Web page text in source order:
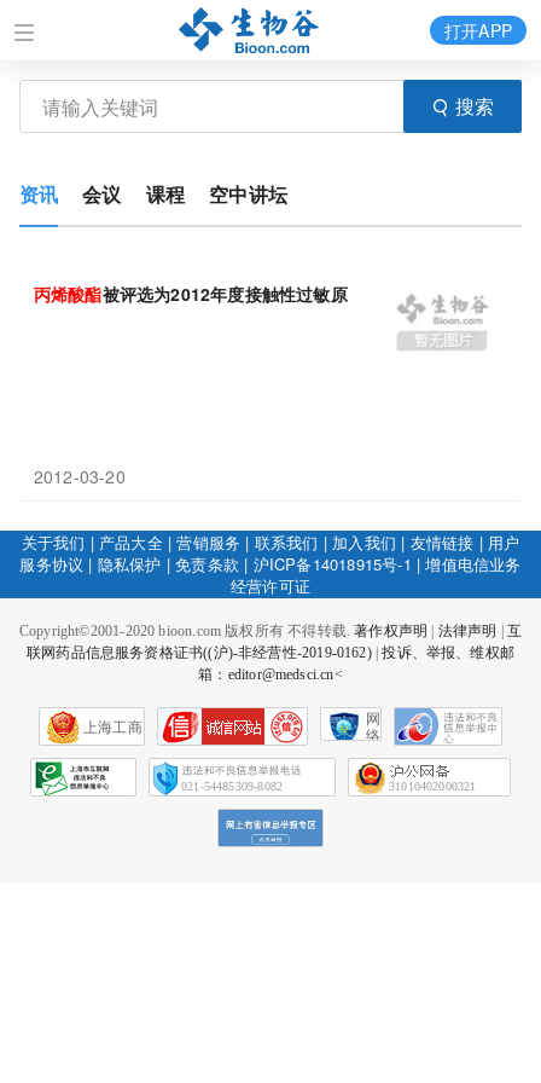
搜索
打开APP
资讯 会议 课程 空中讲坛
丙烯酸酯被评选为2012年度接触性过敏原
2012-03-20
关于我们 | 产品大全|营销服务 | 联系我们 | 加入我们 | 友情链接 | 用户
服务协议 | 隐私保护 |免责条款 | 沪ICP备14018915号-1 |增值电信业务
经营许可证
Copyright©2001-2020 bioon.com 版权所有 不得转载.著作权声明 法律声明
互
联网药品信息服务资格证书((沪)-非经营性-2019-0162)|投诉、举报、维权邮
箱：editor@medsci.cn<
上海工商
网
络
会
征
021-54485309-8082 31010402000321